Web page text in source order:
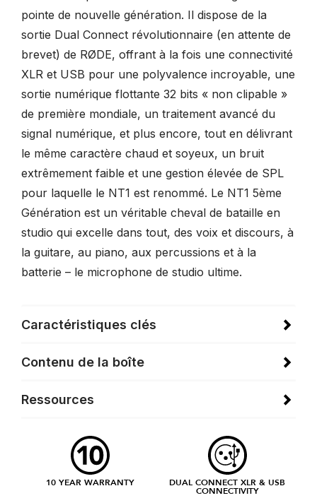
pointe de nouvelle génération. Il dispose de la
sortie Dual Connect révolutionnaire (en attente de
brevet) de RØDE, offrant à la fois une connectivité
XLR et USB pour une polyvalence incroyable, une
sortie numérique flottante 32 bits « non clipable »
de première mondiale, un traitement avancé du
signal numérique, et plus encore, tout en délivrant
le même caractère chaud et soyeux, un bruit
extrêmement faible et une gestion élevée de SPL
pour laquelle le NT1 est renommé. Le NT1 5ème
Génération est un véritable cheval de bataille en
studio qui excelle dans tout, des voix et discours, à
la guitare, au piano, aux percussions et à la
batterie – le microphone de studio ultime.
Caractéristiques clés
Contenu de la boîte
Ressources
10 YEAR WARRANTY DUAL CONNECT XLR & USB
CONNECTIVITY